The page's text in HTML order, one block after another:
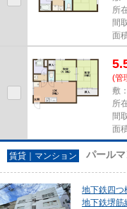
所
間
面
(管
敷
所
間
面
賃貸｜マンション パール
地下鉄四つ
地下鉄堺筋